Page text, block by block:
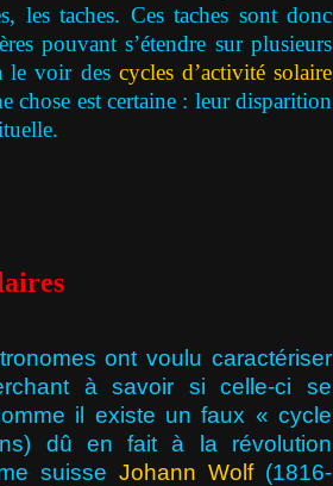
les taches. Ces taches sont donc
pouvant s’étendre sur plusieurs
le voir des cycles d’activité solaire
chose est certaine : leur disparition
ont voulu caractériser
à savoir si celle-ci se
il existe un faux « cycle
dû en fait à la révolution
suisse Johann Wolf(1816-